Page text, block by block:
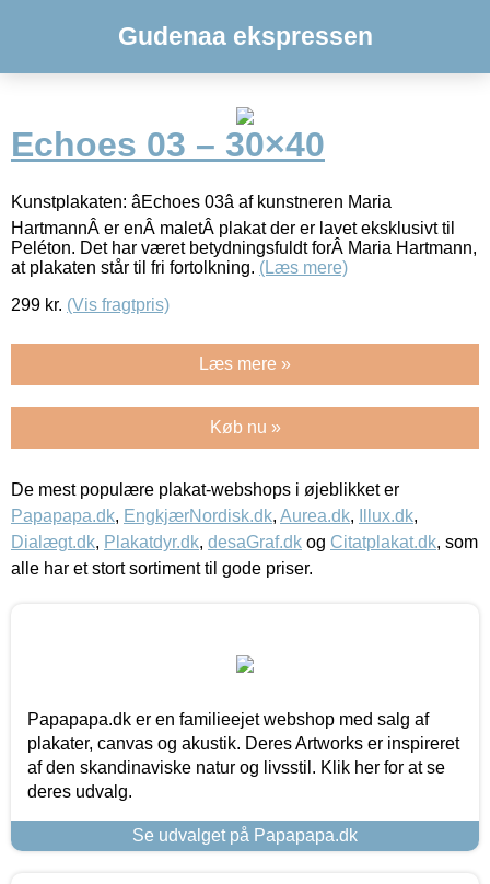
Gudenaa ekspressen
Echoes 03 – 30×40
Kunstplakaten: âEchoes 03â af kunstneren Maria
HartmannÂ er enÂ maletÂ plakat der er lavet eksklusivt til
Peléton. Det har været betydningsfuldt forÂ Maria Hartmann,
at plakaten står til fri fortolkning. (Læs mere)
299 kr. (Vis fragtpris)
Læs mere »
Køb nu »
De mest populære plakat-webshops i øjeblikket er
Papapapa.dk, EngkjærNordisk.dk, Aurea.dk, Illux.dk,
Dialægt.dk, Plakatdyr.dk, desaGraf.dk og Citatplakat.dk, som
alle har et stort sortiment til gode priser.
Papapapa.dk er en familieejet webshop med salg af
plakater, canvas og akustik. Deres Artworks er inspireret
af den skandinaviske natur og livsstil. Klik her for at se
deres udvalg.
Se udvalget på Papapapa.dk